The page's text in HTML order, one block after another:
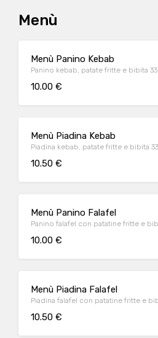
Menù
Menù Panino Kebab
Panino kebab, patate fritte e bibita
10.00 €
Menù Piadina Kebab
Piadina kebab, patate fritte e bibita
10.50 €
Menù Panino Falafel
Panino falafel con patatine fritte e
10.00 €
Menù Piadina Falafel
Piadina falafel con patatine fritte e
10.50 €